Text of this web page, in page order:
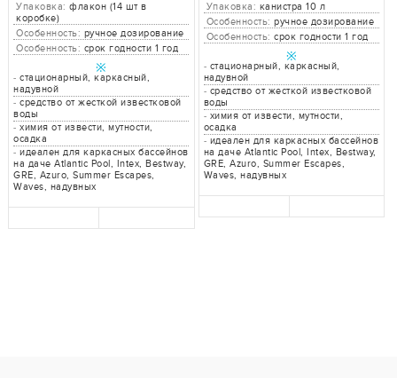
Упаковка:флакон (14 шт в
коробке)
Особенность: ручное дозирование
Особенность: срок годности 1 год
※
-стационарный, каркасный,
надувной
-средство от жесткой известковой
воды
-химия от извести, мутности,
осадка
-идеален для каркасных бассейнов
на даче Atlantic Pool, Intex, Bestway,
GRE, Azuro, Summer Escapes,
Waves, надувных
Упаковка: канистра 10 л
Особенность:ручное дозирование
Особенность:срок годности 1 год
※
- стационарный, каркасный,
надувной
- средство от жесткой известковой
воды
- химия от извести, мутности,
осадка
- идеален для каркасных бассейнов
на даче Atlantic Pool, Intex, Bestway,
GRE, Azuro, Summer Escapes,
Waves, надувных